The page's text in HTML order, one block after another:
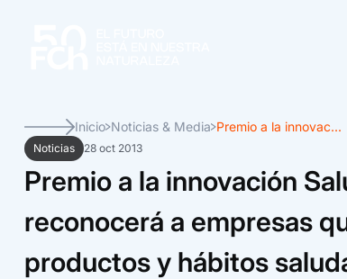
Inicio Noticias & Media Premio a la innovac...
Noticias 28 oct 2013
Premio a la innovación
reconocerá a empresas
productos y hábitos